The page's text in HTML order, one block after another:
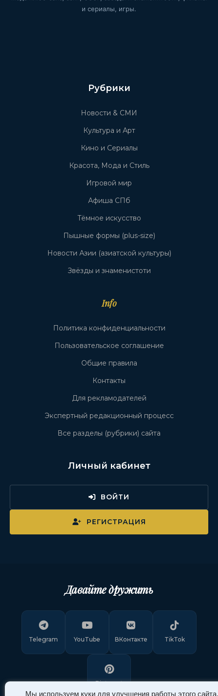
Мы используем куки для улучшения работы этого сайта.
и сериалы, игры.
Рубрики
Новости & СМИ
Культура и Арт
Кино и Сериалы
Красота, Мода и Стиль
Игровой мир
Афиша СПб
Тёмное искусство
Пышные формы (plus-size)
Новости Азии (азиатской культуры)
Звёзды и знаменистоти
Info
Политика конфиденциальности
Пользовательское соглашение
Общие правила
Контакты
Для рекламодателей
Экспертный редакционный процесс
Все разделы (рубрики) сайта
Личный кабинет
ВОЙТИ
РЕГИСТРАЦИЯ
Давайте дружить
Telegram YouTube ВКонтакте TikTok
Pinterest